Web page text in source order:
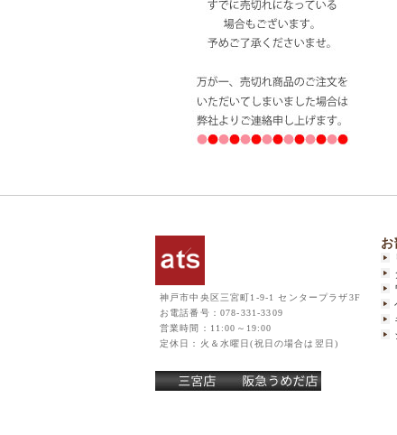
神戸市中央区三宮町1-9-1 センタープラザ3F
お電話番号：078-331-3309
営業時間：11:00～19:00
定休日：火＆水曜日(祝日の場合は翌日)